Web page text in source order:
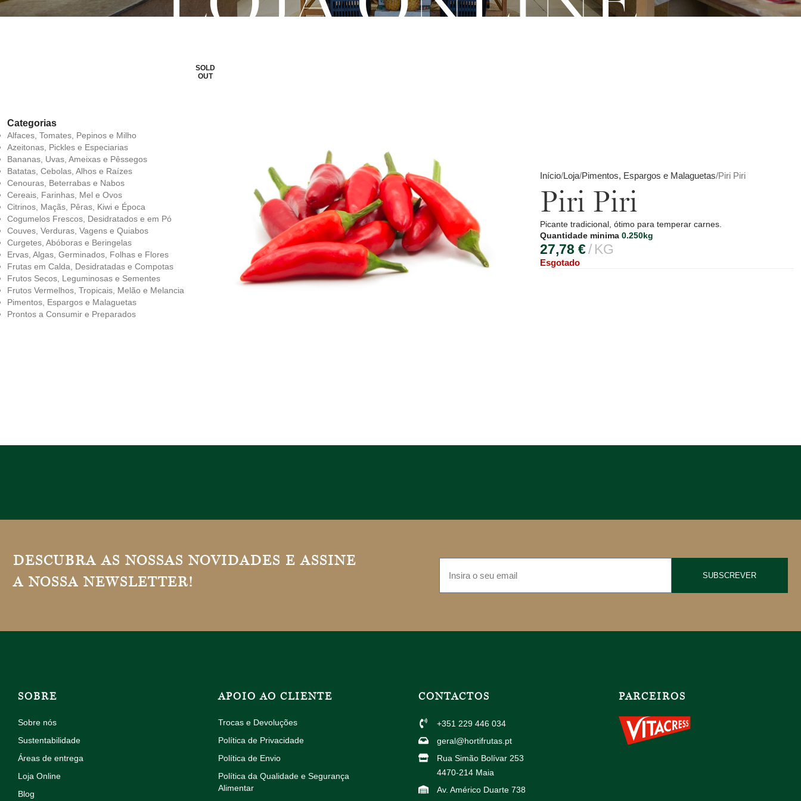
Categorias
Alfaces, Tomates, Pepinos e Milho
Azeitonas, Pickles e Especiarias
Bananas, Uvas, Ameixas e Pêssegos
Batatas, Cebolas, Alhos e Raízes
Cenouras, Beterrabas e Nabos
Cereais, Farinhas, Mel e Ovos
Citrinos, Maçãs, Pêras, Kiwi e Época
Cogumelos Frescos, Desidratados e em Pó
Couves, Verduras, Vagens e Quiabos
Curgetes, Abóboras e Beringelas
Ervas, Algas, Germinados, Folhas e Flores
Frutas em Calda, Desidratadas e Compotas
Frutos Secos, Leguminosas e Sementes
Frutos Vermelhos, Tropicais, Melão e Melancia
Pimentos, Espargos e Malaguetas
Prontos a Consumir e Preparados
SOLD
OUT
Início Loja Pimentos, Espargos e Malaguetas Piri Piri
Piri Piri
Picante tradicional, ótimo para temperar carnes.
Quantidade minima 0.250kg
27,78 € KG
Esgotado
DESCUBRA AS NOSSAS NOVIDADES E ASSINE
A NOSSA NEWSLETTER!
SUBSCREVER
SOBRE
Sobre nós
Sustentabilidade
Áreas de entrega
Loja Online
Blog
APOIO AO CLIENTE
Trocas e Devoluções
Política de Privacidade
Política de Envio
Política da Qualidade e Segurança
Alimentar
CONTACTOS
+351 229 446 034
geral@hortifrutas.pt
Rua Simão Bolívar 253
4470-214 Maia
Av. Américo Duarte 738
PARCEIROS